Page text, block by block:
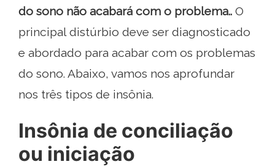
do sono não acabará com o problema.. O
principal distúrbio deve ser diagnosticado
e abordado para acabar com os problemas
do sono. Abaixo, vamos nos aprofundar
nos três tipos de insônia.
Insônia de conciliação
ou iniciação